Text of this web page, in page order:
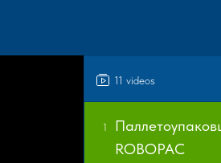
11 videos
1
ROBOPAC